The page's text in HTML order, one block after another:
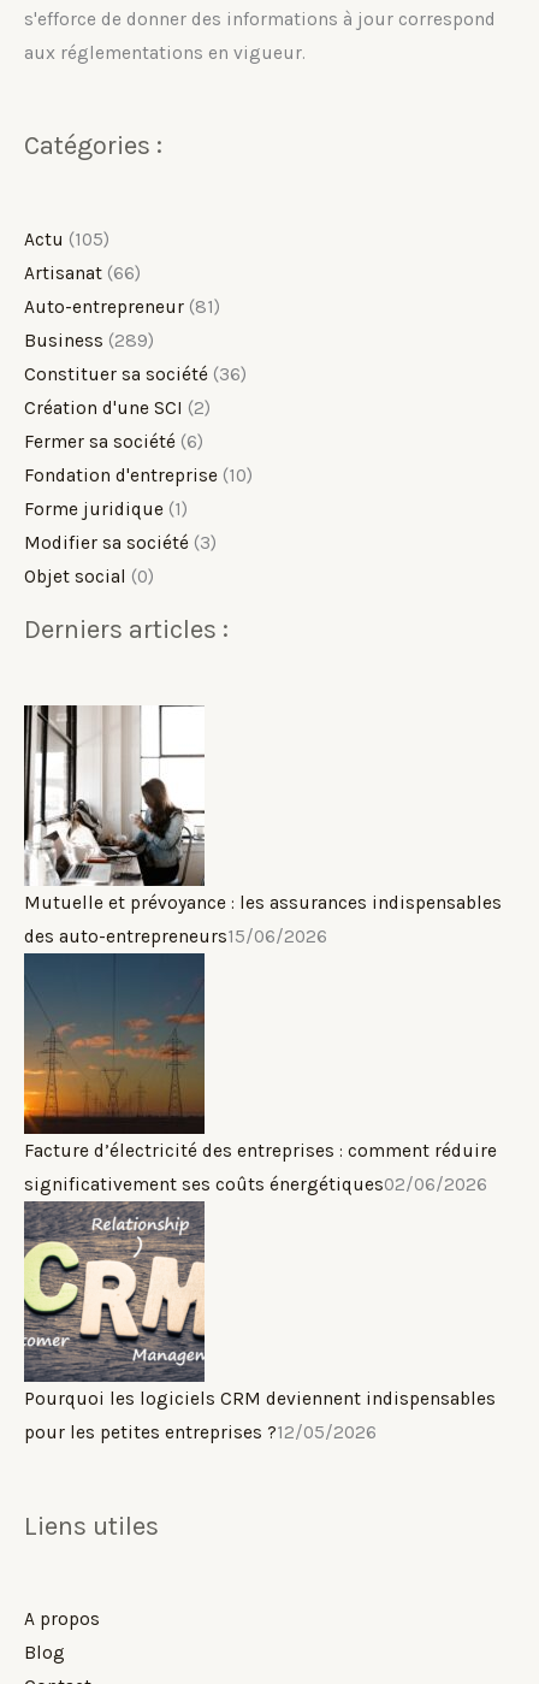
s'efforce de donner des informations à jour correspond
aux réglementations en vigueur.
Catégories :
Actu (105)
Artisanat (66)
Auto-entrepreneur (81)
Business (289)
Constituer sa société (36)
Création d'une SCI (2)
Fermer sa société (6)
Fondation d'entreprise (10)
Forme juridique (1)
Modifier sa société (3)
Objet social (0)
Derniers articles :
Mutuelle et prévoyance : les assurances indispensables
des auto-entrepreneurs15/06/2026
Facture d’électricité des entreprises : comment réduire
significativement ses coûts énergétiques02/06/2026
Pourquoi les logiciels CRM deviennent indispensables
pour les petites entreprises ?12/05/2026
Liens utiles
A propos
Blog